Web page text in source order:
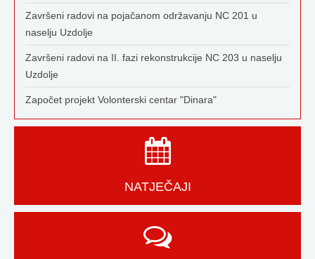
Završeni radovi na pojačanom održavanju NC 201 u
naselju Uzdolje
Završeni radovi na II. fazi rekonstrukcije NC 203 u naselju
Uzdolje
Započet projekt Volonterski centar "Dinara"
NATJEČAJI